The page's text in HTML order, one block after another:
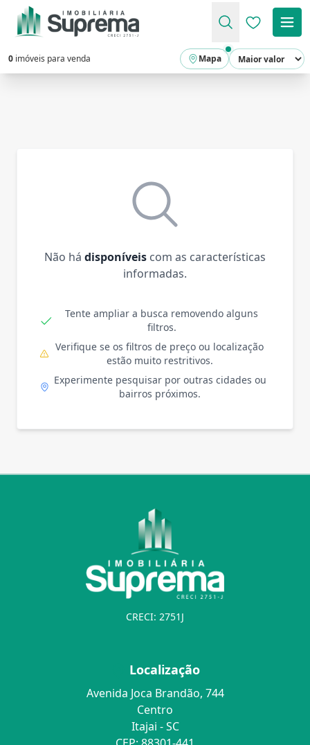
Favoritos
0 imóveis para venda Mapa
Não há disponíveis com as características
informadas.
Tente ampliar a busca removendo alguns
filtros.
Verifique se os filtros de preço ou localização
estão muito restritivos.
Experimente pesquisar por outras cidades ou
bairros próximos.
CRECI: 2751J
Localização
Avenida Joca Brandão, 744
Centro
Itajai - SC